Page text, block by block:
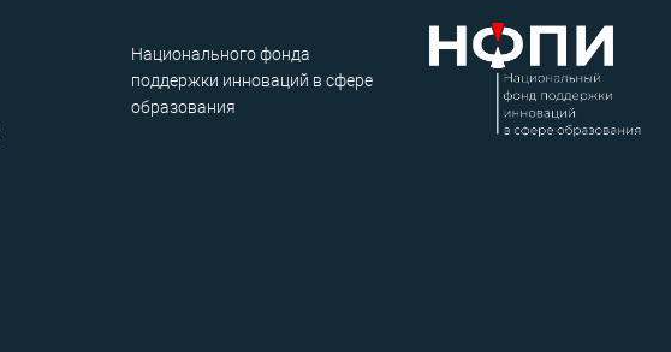
Национального фонда
поддержки инноваций в сфере
образования